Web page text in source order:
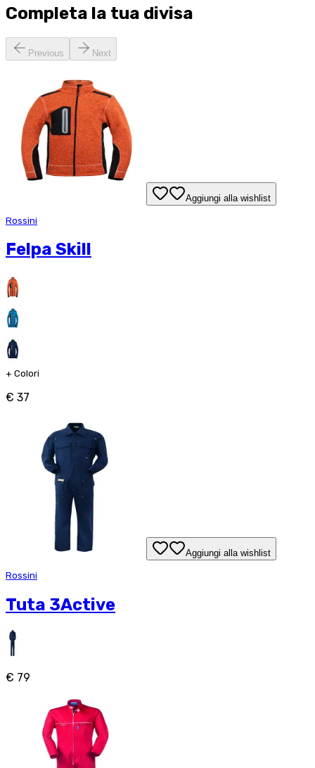
Completa la tua divisa
Previous Next
Aggiungi alla wishlist
Rossini
Felpa Skill
+ Colori
€ 37
Aggiungi alla wishlist
Rossini
Tuta 3Active
€ 79